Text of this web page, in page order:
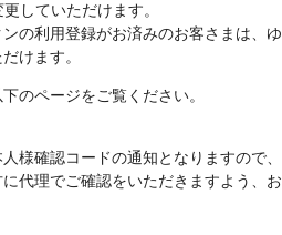
していただけます。
の利用登録がお済みのお客さまは、ゆ
けます。
のページをご覧ください。
様確認コードの通知となりますので、
代理でご確認をいただきますよう、お